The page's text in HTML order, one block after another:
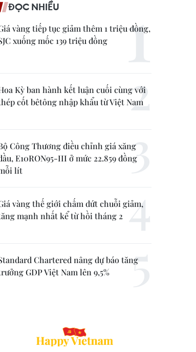
ĐỌC NHIỀU
vàng tiếp tục giảm thêm 1 triệu đồng,
xuống mốc 139 triệu đồng
Kỳ ban hành kết luận cuối cùng với
cốt bêtông nhập khẩu từ Việt Nam
Công Thương điều chỉnh giá xăng
E10RON95-III ở mức 22.859 đồng
lít
vàng thế giới chấm dứt chuỗi giảm,
mạnh nhất kể từ hồi tháng 2
Chartered nâng dự báo tăng
GDP Việt Nam lên 9,5%